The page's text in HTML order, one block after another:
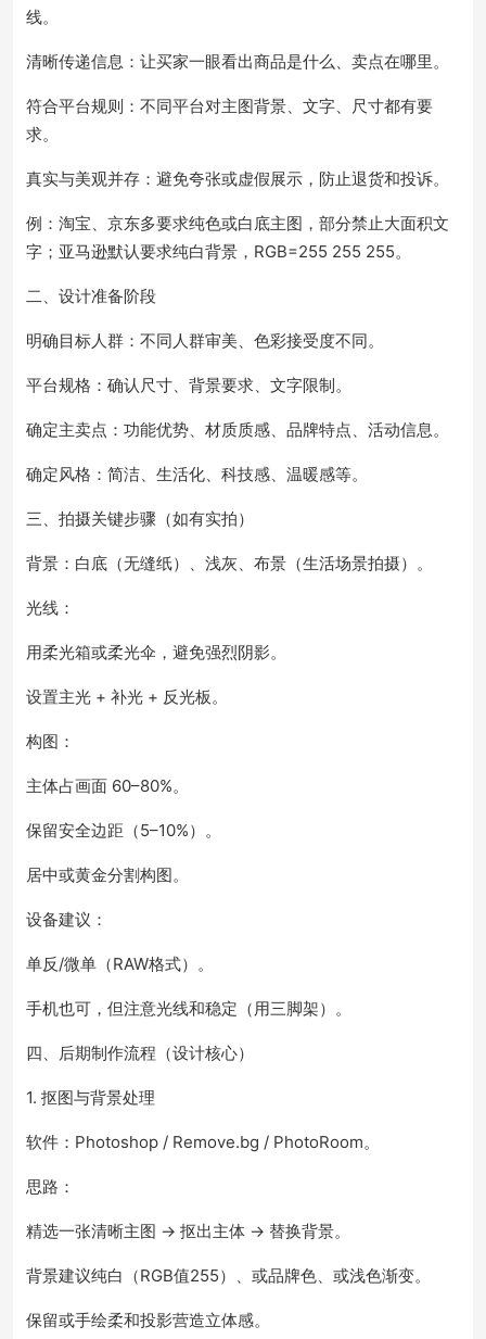
线。
清晰传递信息：让买家一眼看出商品是什么、卖点在哪里。
符合平台规则：不同平台对主图背景、文字、尺寸都有要
求。
真实与美观并存：避免夸张或虚假展示，防止退货和投诉。
例：淘宝、京东多要求纯色或白底主图，部分禁止大面积文
字；亚马逊默认要求纯白背景，RGB=255 255 255。
二、设计准备阶段
明确目标人群：不同人群审美、色彩接受度不同。
平台规格：确认尺寸、背景要求、文字限制。
确定主卖点：功能优势、材质质感、品牌特点、活动信息。
确定风格：简洁、生活化、科技感、温暖感等。
三、拍摄关键步骤（如有实拍）
背景：白底（无缝纸）、浅灰、布景（生活场景拍摄）。
光线：
用柔光箱或柔光伞，避免强烈阴影。
设置主光 + 补光 + 反光板。
构图：
主体占画面 60–80%。
保留安全边距（5–10%）。
居中或黄金分割构图。
设备建议：
单反/微单（RAW格式）。
手机也可，但注意光线和稳定（用三脚架）。
四、后期制作流程（设计核心）
1. 抠图与背景处理
软件：Photoshop / Remove.bg / PhotoRoom。
思路：
精选一张清晰主图 → 抠出主体 → 替换背景。
背景建议纯白（RGB值255）、或品牌色、或浅色渐变。
保留或手绘柔和投影营造立体感。